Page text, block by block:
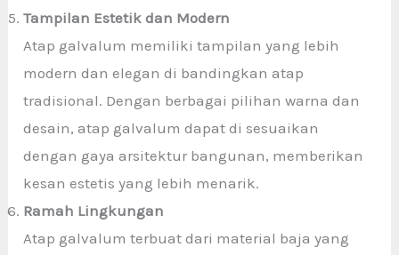
Tampilan Estetik dan Modern
Atap galvalum memiliki tampilan yang lebih
modern dan elegan di bandingkan atap
tradisional. Dengan berbagai pilihan warna dan
desain, atap galvalum dapat di sesuaikan
dengan gaya arsitektur bangunan, memberikan
kesan estetis yang lebih menarik.
Ramah Lingkungan
Atap galvalum terbuat dari material baja yang